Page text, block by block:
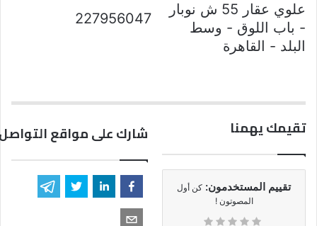
علوي عقار 55 ش نوبار
- باب اللوق - وسط
البلد - القاهرة
227956047
تقيمك يهمنا
تقييم المستخدمون: كن أول
المصوتون !
شارك على مواقع